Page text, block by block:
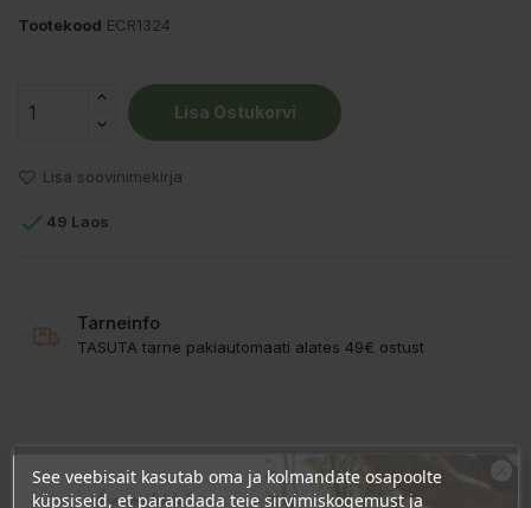
Tootekood ECR1324
Lisa Ostukorvi
Lisa soovinimekirja
 49 Laos
Tarneinfo
TASUTA tarne pakiautomaati alates 49€ ostust
See veebisait kasutab oma ja kolmandate osapoolte
küpsiseid, et parandada teie sirvimiskogemust ja
Ära veel lahku!